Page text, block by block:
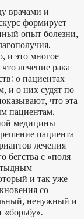
врачами и
формирует
опыт болезни,
и это многое
лечение рака
о пациентах
и о них судят по
что эта
пациентам.
медицины
пациента
лечения
бегства с «поля
и так уже
со
ненужный и
«борьбу».